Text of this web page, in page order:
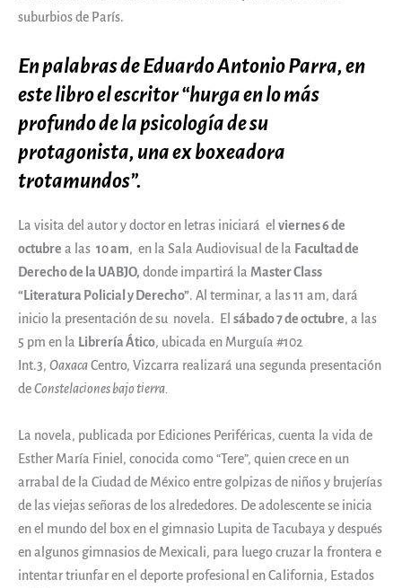
suburbios de París.
En palabras de Eduardo Antonio Parra, en
este libro el escritor “hurga en lo más
profundo de la psicología de su
protagonista, una ex boxeadora
trotamundos”.
La visita del autor y doctor en letras iniciará el viernes 6 de
octubre a las 10 am, en la Sala Audiovisual de la Facultad de
Derecho de la UABJO, donde impartirá la Master Class
“Literatura Policial y Derecho”. Al terminar, a las 11 am, dará
inicio la presentación de su novela. El sábado 7 de octubre, a las
5 pm en la Librería Ático, ubicada en Murguía #102
Int.3, OaxacaCentro, Vizcarra realizará una segunda presentación
deConstelaciones bajo tierra.
La novela, publicada por Ediciones Periféricas, cuenta la vida de
Esther María Finiel, conocida como “Tere”, quien crece en un
arrabal de la Ciudad de México entre golpizas de niños y brujerías
de las viejas señoras de los alrededores. De adolescente se inicia
en el mundo del box en el gimnasio Lupita de Tacubaya y después
en algunos gimnasios de Mexicali, para luego cruzar la frontera e
intentar triunfar en el deporte profesional en California, Estados